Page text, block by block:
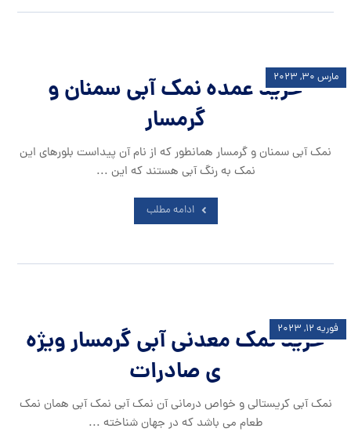
خرید عمده نمک آبی سمنان و
گرمسار
مارس ۳۰, ۲۰۲۳
نمک آبی سمنان و گرمسار همانطور که از نام آن پیداست بلورهای این
نمک به رنگ آبی هستند که این ...
ادامه مطلب
خرید نمک معدنی آبی گرمسار ویژه
ی صادرات
فوریه ۱۲, ۲۰۲۳
نمک آبی کریستالی و خواص درمانی آن نمک آبی نمک آبی همان نمک
طعام می باشد که در جهان شناخته ...